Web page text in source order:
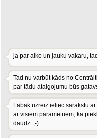
ja par alko un jauku vakaru,
Tad nu varbūt kāds no
par tādu atalgojumu būs
Labāk uzreiz ieliec sarakstu
ar visiem parametriem, kā
daudz. ;-)